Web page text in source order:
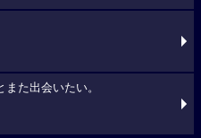
た出会いたい。